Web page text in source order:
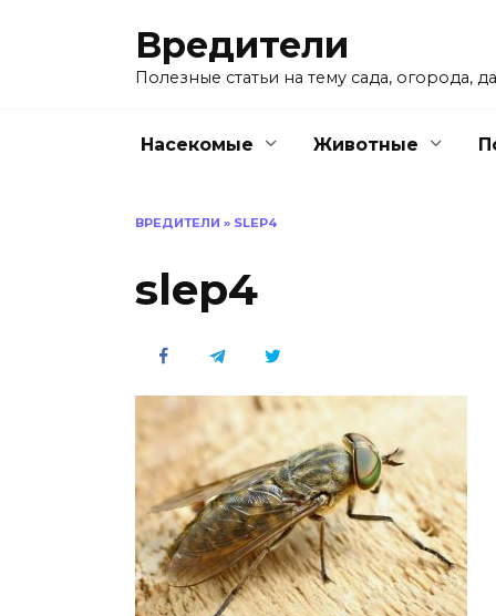
Вредители
Полезные статьи на тему сада, огорода,
Насекомые Животные
ВРЕДИТЕЛИ » SLEP4
slep4